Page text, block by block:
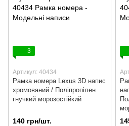
3
Артикул: 40434
Рамка номера Lexus 3D напис
хромований / Поліпропілен
гнучкий морозостійкий
140 грн/шт.